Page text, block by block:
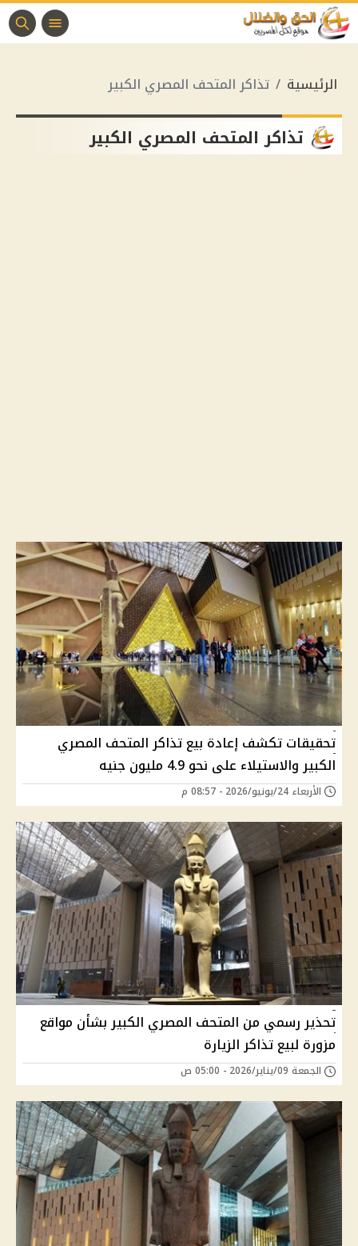
الرئيسية تذاكر المتحف المصري الكبير
تذاكر المتحف المصري الكبير
تحقيقات تكشف إعادة بيع تذاكر المتحف المصري
الكبير والاستيلاء على نحو 4.9 مليون جنيه
الأربعاء 24/يونيو/2026 - 08:57 م
تحذير رسمي من المتحف المصري الكبير بشأن مواقع
مزورة لبيع تذاكر الزيارة
الجمعة 09/يناير/2026 - 05:00 ص